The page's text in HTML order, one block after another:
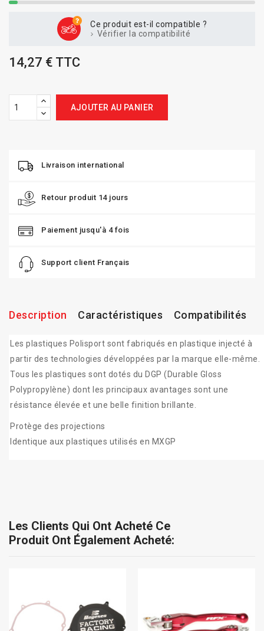
Ce produit est-il compatible ?
Vérifier la compatibilité
14,27 € TTC
AJOUTER AU PANIER
Livraison international
Retour produit 14 jours
Paiement jusqu'à 4 fois
Support client Français
Description Caractéristiques Compatibilités
Les plastiques Polisport sont fabriqués en plastique injecté à
partir des technologies développées par la marque elle-même.
Tous les plastiques sont dotés du DGP (Durable Gloss
Polypropylène) dont les principaux avantages sont une
résistance élevée et une belle finition brillante.
Protège des projections
Identique aux plastiques utilisés en MXGP
Les Clients Qui Ont Acheté Ce
Produit Ont Également Acheté: